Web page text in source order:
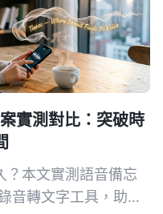
實測對比：突破時
？本文實測語音備忘
音轉文字工具，助你